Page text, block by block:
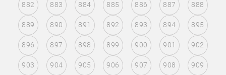
882 883 884 885 886 887 888
889 890 891 892 893 894 895
896 897 898 899 900 901 902
903 904 905 906 907 908 909